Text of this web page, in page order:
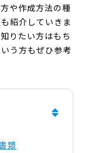
や作成方法の種
紹介していきま
りたい方はもち
う方もぜひ参考
類